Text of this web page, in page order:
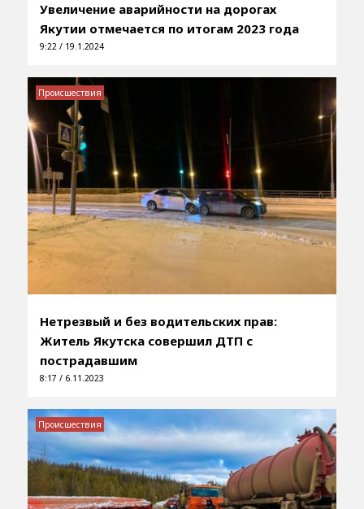
Увеличение аварийности на дорогах
Якутии отмечается по итогам 2023 года
9:22 / 19.1.2024
Нетрезвый и без водительских прав:
Житель Якутска совершил ДТП с
пострадавшим
8:17 / 6.11.2023
Происшествия
Происшествия